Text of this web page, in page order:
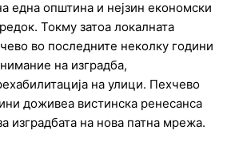
една општина и нејзин економски
Токму затоа локалната
во последните неколку години
на изградба,
на улици. Пехчево
доживеа вистинска ренесанса
изградбата на новa патна мрежа.